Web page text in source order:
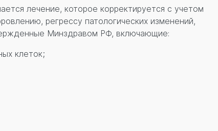
лечение, которое корректируется с учетом
регрессу патологических изменений,
Минздравом РФ, включающие:
клеток;